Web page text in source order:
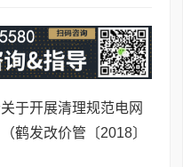
于开展清理规范电网
鹤发改价管〔2018〕